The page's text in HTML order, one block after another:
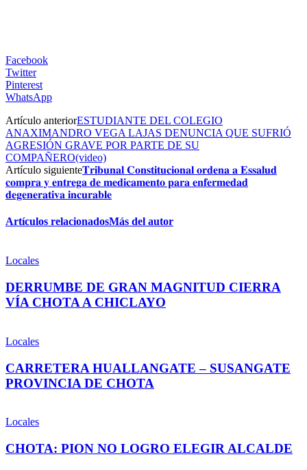
Facebook
Twitter
Pinterest
WhatsApp
Artículo anteriorESTUDIANTE DEL COLEGIO
ANAXIMANDRO VEGA LAJAS DENUNCIA QUE SUFRIÓ
AGRESIÓN GRAVE POR PARTE DE SU
COMPAÑERO(video)
Artículo siguiente𝐓𝐫𝐢𝐛𝐮𝐧𝐚𝐥 𝐂𝐨𝐧𝐬𝐭𝐢𝐭𝐮𝐜𝐢𝐨𝐧𝐚𝐥 𝐨𝐫𝐝𝐞𝐧𝐚 𝐚 𝐄𝐬𝐬𝐚𝐥𝐮𝐝
𝐜𝐨𝐦𝐩𝐫𝐚 𝐲 𝐞𝐧𝐭𝐫𝐞𝐠𝐚 𝐝𝐞 𝐦𝐞𝐝𝐢𝐜𝐚𝐦𝐞𝐧𝐭𝐨 𝐩𝐚𝐫𝐚 𝐞𝐧𝐟𝐞𝐫𝐦𝐞𝐝𝐚𝐝
𝐝𝐞𝐠𝐞𝐧𝐞𝐫𝐚𝐭𝐢𝐯𝐚 𝐢𝐧𝐜𝐮𝐫𝐚𝐛𝐥𝐞
Artículos relacionadosMás del autor
Locales
DERRUMBE DE GRAN MAGNITUD CIERRA
VÍA CHOTA A CHICLAYO
Locales
CARRETERA HUALLANGATE – SUSANGATE
PROVINCIA DE CHOTA
Locales
CHOTA: PION NO LOGRO ELEGIR ALCALDE